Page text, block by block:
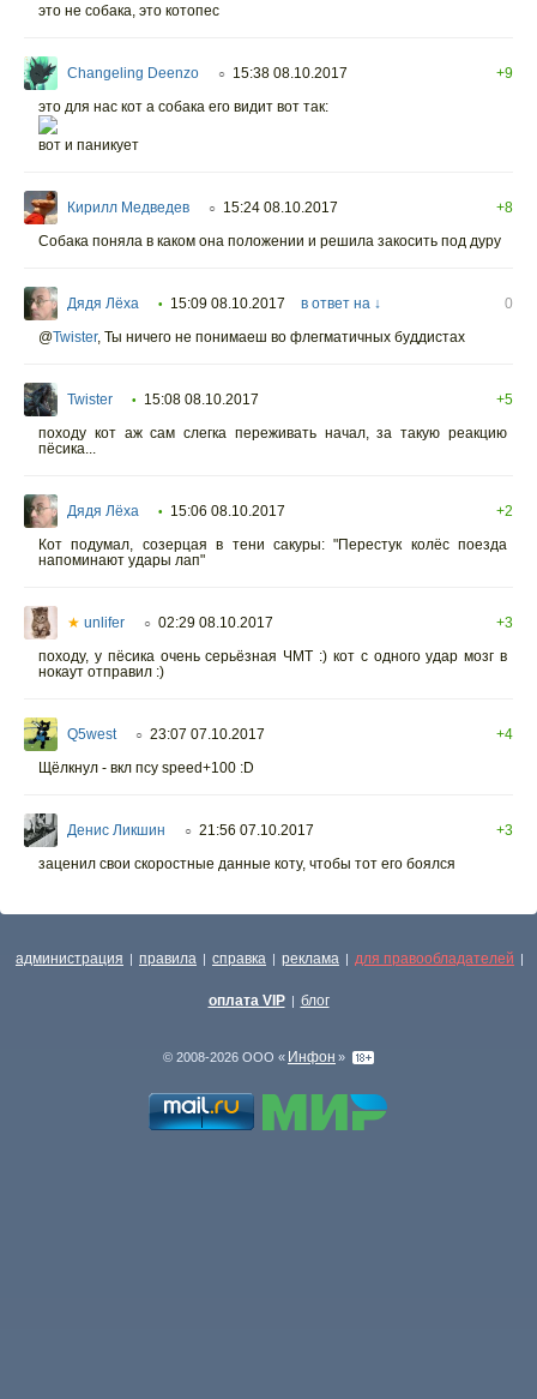
это не собака, это котопес
Changeling Deenzo ○ 15:38 08.10.2017
+9
это для нас кот а собака его видит вот так:
вот и паникует
Кирилл Медведев ○ 15:24 08.10.2017
+8
Собака поняла в каком она положении и решила закосить под дуру
Дядя Лёха • 15:09 08.10.2017 в ответ на ↓
0
@Twister, Ты ничего не понимаеш во флегматичных буддистах
Twister • 15:08 08.10.2017
+5
походу кот аж сам слегка переживать начал, за такую реакцию
пёсика...
Дядя Лёха • 15:06 08.10.2017
+2
Кот подумал, созерцая в тени сакуры: "Перестук колёс поезда
напоминают удары лап"
★ unlifer ○ 02:29 08.10.2017
+3
походу, у пёсика очень серьёзная ЧМТ :) кот с одного удар мозг в
нокаут отправил :)
Q5west ○ 23:07 07.10.2017
+4
Щёлкнул - вкл псу speed+100 :D
Денис Ликшин ○ 21:56 07.10.2017
+3
заценил свои скоростные данные коту, чтобы тот его боялся
администрация | правила | справка | реклама | для правообладателей |
оплата VIP | блог
© 2008-2026 ООО « Инфон »